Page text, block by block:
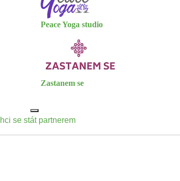
Peace Yoga studio
Zastanem se
se stát partnerem